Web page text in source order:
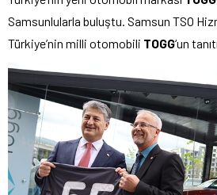
Samsunlularla buluştu. Samsun TSO
Türkiye’nin milli otomobili TOGG‘un